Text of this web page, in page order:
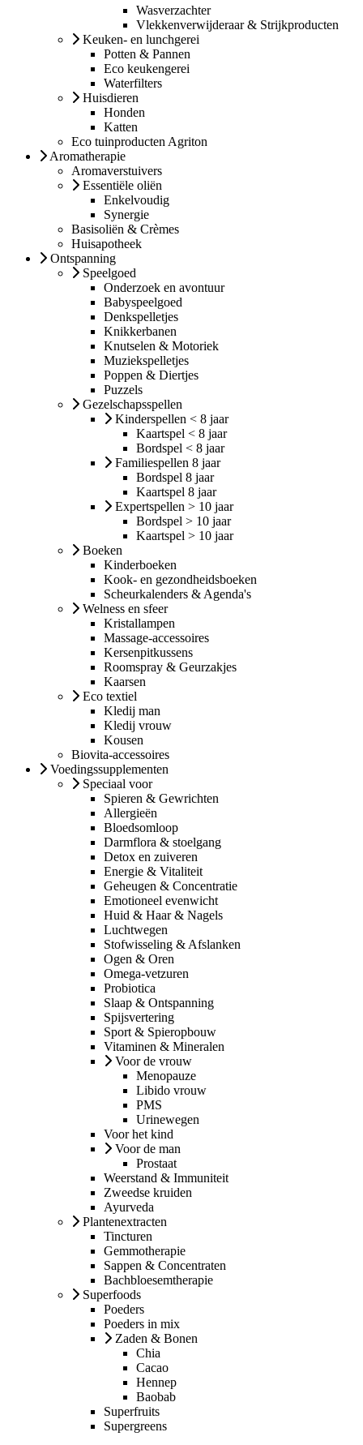
Wasverzachter
Vlekkenverwijderaar & Strijkproducten
Keuken- en lunchgerei
Potten & Pannen
Eco keukengerei
Waterfilters
Huisdieren
Honden
Katten
Eco tuinproducten Agriton
Aromatherapie
Aromaverstuivers
Essentiële oliën
Enkelvoudig
Synergie
Basisoliën & Crèmes
Huisapotheek
Ontspanning
Speelgoed
Onderzoek en avontuur
Babyspeelgoed
Denkspelletjes
Knikkerbanen
Knutselen & Motoriek
Muziekspelletjes
Poppen & Diertjes
Puzzels
Gezelschapsspellen
Kinderspellen < 8 jaar
Kaartspel < 8 jaar
Bordspel < 8 jaar
Familiespellen 8 jaar
Bordspel 8 jaar
Kaartspel 8 jaar
Expertspellen > 10 jaar
Bordspel > 10 jaar
Kaartspel > 10 jaar
Boeken
Kinderboeken
Kook- en gezondheidsboeken
Scheurkalenders & Agenda's
Welness en sfeer
Kristallampen
Massage-accessoires
Kersenpitkussens
Roomspray & Geurzakjes
Kaarsen
Eco textiel
Kledij man
Kledij vrouw
Kousen
Biovita-accessoires
Voedingssupplementen
Speciaal voor
Spieren & Gewrichten
Allergieën
Bloedsomloop
Darmflora & stoelgang
Detox en zuiveren
Energie & Vitaliteit
Geheugen & Concentratie
Emotioneel evenwicht
Huid & Haar & Nagels
Luchtwegen
Stofwisseling & Afslanken
Ogen & Oren
Omega-vetzuren
Probiotica
Slaap & Ontspanning
Spijsvertering
Sport & Spieropbouw
Vitaminen & Mineralen
Voor de vrouw
Menopauze
Libido vrouw
PMS
Urinewegen
Voor het kind
Voor de man
Prostaat
Weerstand & Immuniteit
Zweedse kruiden
Ayurveda
Plantenextracten
Tincturen
Gemmotherapie
Sappen & Concentraten
Bachbloesemtherapie
Superfoods
Poeders
Poeders in mix
Zaden & Bonen
Chia
Cacao
Hennep
Baobab
Superfruits
Supergreens